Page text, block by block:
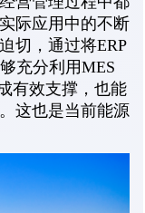
际应用中的不断
切，通过将ERP
充分利用MES
有效支撑，也能
这也是当前能源